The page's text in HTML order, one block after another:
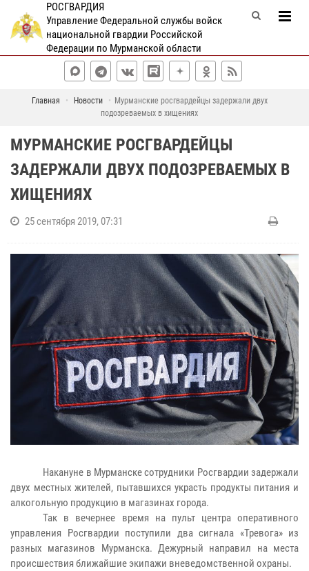
РОСГВАРДИЯ
Управление Федеральной службы войск
национальной гвардии Российской
Федерации по Мурманской области
Главная Новости
Мурманские росгвардейцы задержали двух
подозреваемых в хищениях
МУРМАНСКИЕ РОСГВАРДЕЙЦЫ
ЗАДЕРЖАЛИ ДВУХ ПОДОЗРЕВАЕМЫХ В
ХИЩЕНИЯХ
25 сентября 2019, 07:31
Накануне в Мурманске сотрудники Росгвардии задержали
двух местных жителей, пытавшихся украсть продукты питания и
алкогольную продукцию в магазинах города.
Так в вечернее время на пульт центра оперативного
управления Росгвардии поступили два сигнала «Тревога» из
разных магазинов Мурманска. Дежурный направил на места
происшествия ближайшие экипажи вневедомственной охраны.